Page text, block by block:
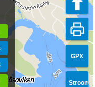
GPX
Stroom